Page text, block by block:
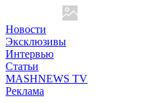
Новости
Эксклюзивы
Интервью
Статьи
MASHNEWS TV
Реклама